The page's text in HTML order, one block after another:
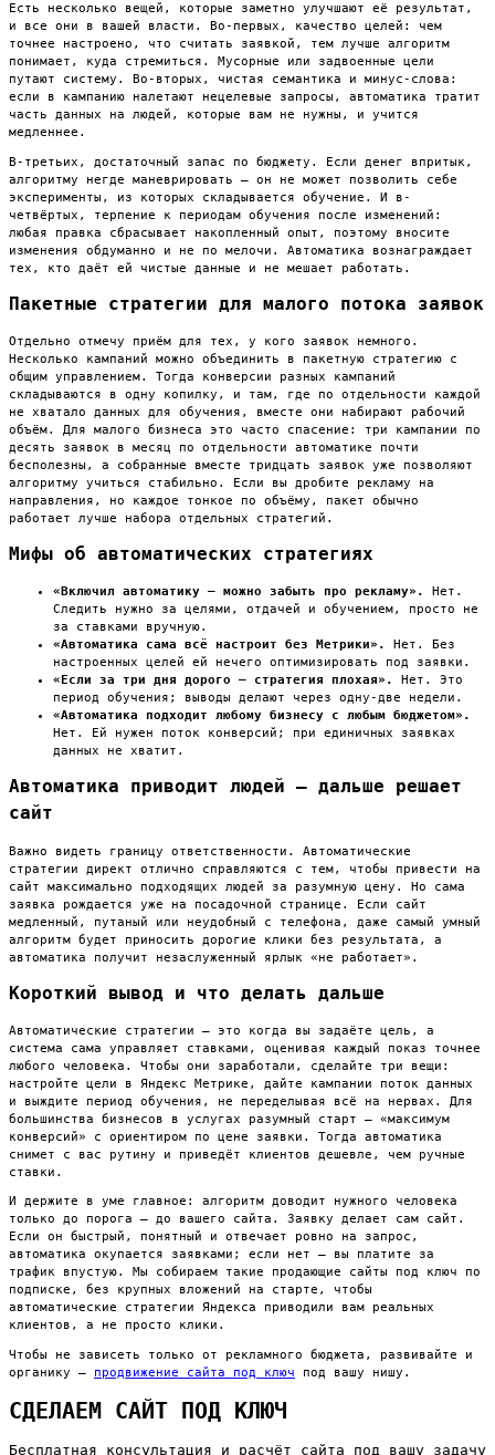
Есть несколько вещей, которые заметно улучшают её результат,
и все они в вашей власти. Во-первых, качество целей: чем
точнее настроено, что считать заявкой, тем лучше алгоритм
понимает, куда стремиться. Мусорные или задвоенные цели
путают систему. Во-вторых, чистая семантика и минус-слова:
если в кампанию налетают нецелевые запросы, автоматика тратит
часть данных на людей, которые вам не нужны, и учится
медленнее.
В-третьих, достаточный запас по бюджету. Если денег впритык,
алгоритму негде маневрировать — он не может позволить себе
эксперименты, из которых складывается обучение. И в-
четвёртых, терпение к периодам обучения после изменений:
любая правка сбрасывает накопленный опыт, поэтому вносите
изменения обдуманно и не по мелочи. Автоматика вознаграждает
тех, кто даёт ей чистые данные и не мешает работать.
Пакетные стратегии для малого потока заявок
Отдельно отмечу приём для тех, у кого заявок немного.
Несколько кампаний можно объединить в пакетную стратегию с
общим управлением. Тогда конверсии разных кампаний
складываются в одну копилку, и там, где по отдельности каждой
не хватало данных для обучения, вместе они набирают рабочий
объём. Для малого бизнеса это часто спасение: три кампании по
десять заявок в месяц по отдельности автоматике почти
бесполезны, а собранные вместе тридцать заявок уже позволяют
алгоритму учиться стабильно. Если вы дробите рекламу на
направления, но каждое тонкое по объёму, пакет обычно
работает лучше набора отдельных стратегий.
Мифы об автоматических стратегиях
«Включил автоматику — можно забыть про рекламу».
Нет.
Следить нужно за целями, отдачей и обучением, просто не
за ставками вручную.
«Автоматика сама всё настроит без Метрики».
Нет. Без
настроенных целей ей нечего оптимизировать под заявки.
«Если за три дня дорого — стратегия плохая».
Нет. Это
период обучения; выводы делают через одну-две недели.
«Автоматика подходит любому бизнесу с любым бюджетом».
Нет. Ей нужен поток конверсий; при единичных заявках
данных не хватит.
Автоматика приводит людей — дальше решает
сайт
Важно видеть границу ответственности. Автоматические
стратегии директ отлично справляются с тем, чтобы привести на
сайт максимально подходящих людей за разумную цену. Но сама
заявка рождается уже на посадочной странице. Если сайт
медленный, путаный или неудобный с телефона, даже самый умный
алгоритм будет приносить дорогие клики без результата, а
автоматика получит незаслуженный ярлык «не работает».
Короткий вывод и что делать дальше
Автоматические стратегии — это когда вы задаёте цель, а
система сама управляет ставками, оценивая каждый показ точнее
любого человека. Чтобы они заработали, сделайте три вещи:
настройте цели в Яндекс Метрике, дайте кампании поток данных
и выждите период обучения, не переделывая всё на нервах. Для
большинства бизнесов в услугах разумный старт — «максимум
конверсий» с ориентиром по цене заявки. Тогда автоматика
снимет с вас рутину и приведёт клиентов дешевле, чем ручные
ставки.
И держите в уме главное: алгоритм доводит нужного человека
только до порога — до вашего сайта. Заявку делает сам сайт.
Если он быстрый, понятный и отвечает ровно на запрос,
автоматика окупается заявками; если нет — вы платите за
трафик впустую. Мы собираем такие продающие сайты под ключ по
подписке, без крупных вложений на старте, чтобы
автоматические стратегии Яндекса приводили вам реальных
клиентов, а не просто клики.
Чтобы не зависеть только от рекламного бюджета, развивайте и
органику — продвижение сайта под ключ под вашу нишу.
СДЕЛАЕМ САЙТ ПОД КЛЮЧ
Бесплатная консультация и расчёт сайта под вашу задачу